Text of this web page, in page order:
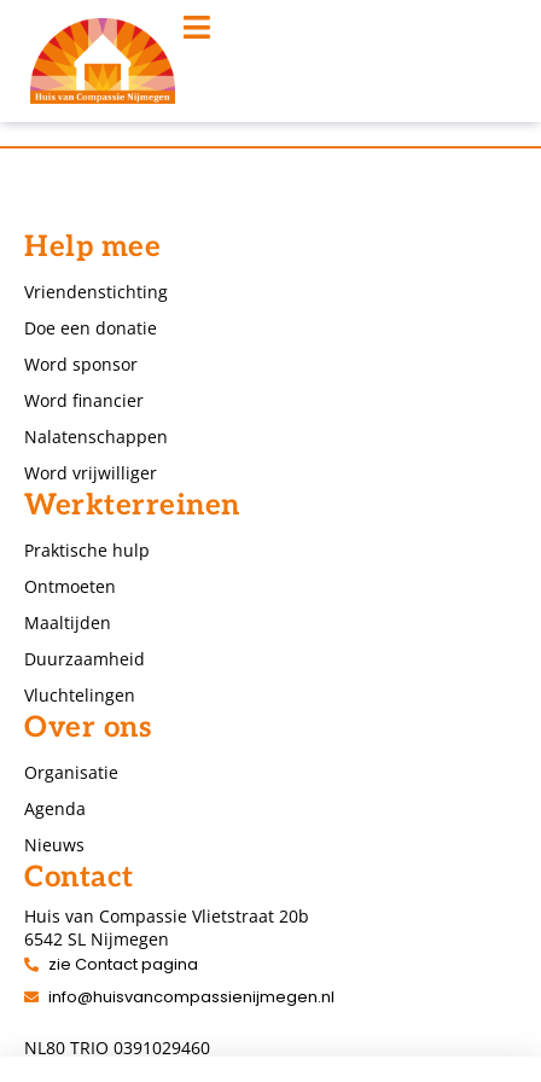
Help mee
Vriendenstichting
Doe een donatie
Word sponsor
Word financier
Nalatenschappen
Word vrijwilliger
Werkterreinen
Praktische hulp
Ontmoeten
Maaltijden
Duurzaamheid
Vluchtelingen
Over ons
Organisatie
Agenda
Nieuws
Contact
Huis van Compassie Vlietstraat 20b
6542 SL Nijmegen
zie Contact pagina
info@huisvancompassienijmegen.nl
NL80 TRIO 0391029460